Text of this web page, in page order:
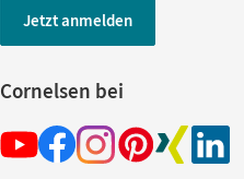
Jetzt anmelden
Cornelsen bei